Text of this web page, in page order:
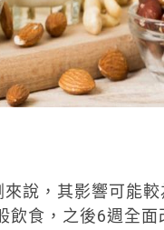
說，其影響可能較
飲食，之後6週全面